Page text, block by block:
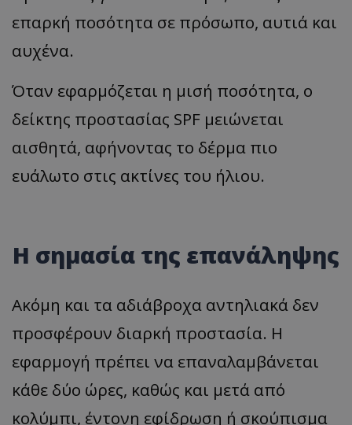
επαρκή ποσότητα σε πρόσωπο, αυτιά και
αυχένα.
Όταν εφαρμόζεται η μισή ποσότητα, ο
δείκτης προστασίας SPF μειώνεται
αισθητά, αφήνοντας το δέρμα πιο
ευάλωτο στις ακτίνες του ήλιου.
Η σημασία της επανάληψης
Ακόμη και τα αδιάβροχα αντηλιακά δεν
προσφέρουν διαρκή προστασία. Η
εφαρμογή πρέπει να επαναλαμβάνεται
κάθε δύο ώρες, καθώς και μετά από
κολύμπι, έντονη εφίδρωση ή σκούπισμα